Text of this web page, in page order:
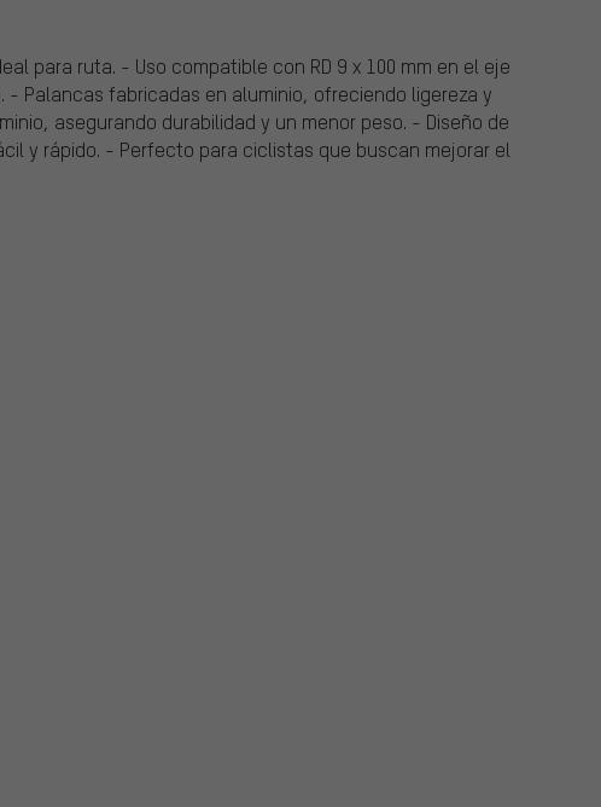
para ruta. - Uso compatible con RD 9 x 100 mm en el eje
- Palancas fabricadas en aluminio, ofreciendo ligereza y
asegurando durabilidad y un menor peso. - Diseño de
y rápido. - Perfecto para ciclistas que buscan mejorar el